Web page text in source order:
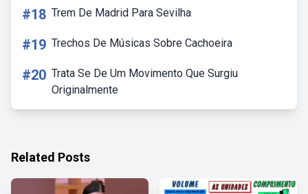
#18 Trem De Madrid Para Sevilha
#19 Trechos De Músicas Sobre Cachoeira
#20 Trata Se De Um Movimento Que Surgiu
Originalmente
Related Posts